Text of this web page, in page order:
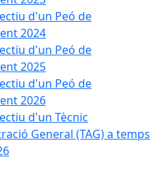
d'un Peó de
2024
d'un Peó de
2025
d'un Peó de
2026
d'un Tècnic
General (TAG) a temps